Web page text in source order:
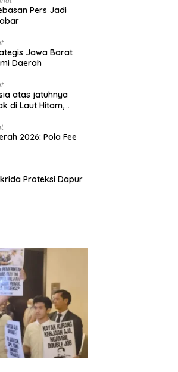
Pers Jadi
Jawa Barat
Daerah
atas jatuhnya
di Laut Hitam,
2026: Pola Fee
Proteksi Dapur